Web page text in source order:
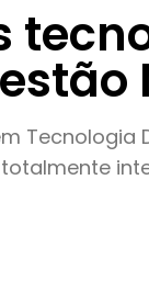
Tecnologia